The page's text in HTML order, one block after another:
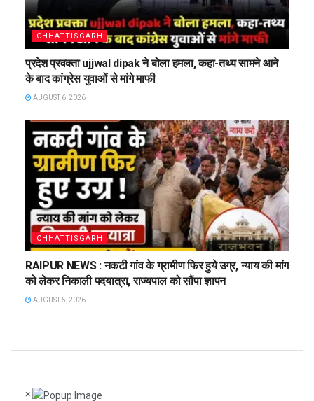
CHHATTISGARH
प्रदेश प्रवक्ता ujjwal dipak ने बोला हमला, कहा-तथ्य सामने आने
के बाद कांग्रेस युवाओं से मांगे माफी
AUGUST 6, 2026
CHHATTISGARH
RAIPUR NEWS : नकटी गांव के ग्रामीण फिर हुये उग्र, न्याय की मांग
को लेकर निकाली पदयात्रा, राज्यपाल को सौंपा ज्ञापन
AUGUST 5, 2026
×